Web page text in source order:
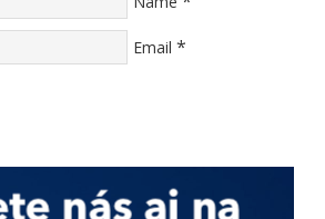
Email *